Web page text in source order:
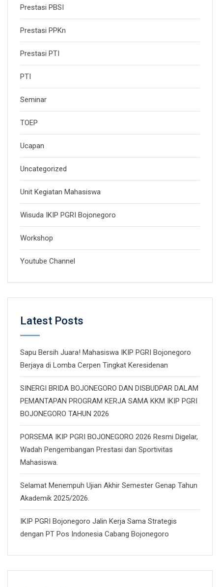
Prestasi PBSI
Prestasi PPKn
Prestasi PTI
PTI
Seminar
TOEP
Ucapan
Uncategorized
Unit Kegiatan Mahasiswa
Wisuda IKIP PGRI Bojonegoro
Workshop
Youtube Channel
Latest Posts
Sapu Bersih Juara! Mahasiswa IKIP PGRI Bojonegoro
Berjaya di Lomba Cerpen Tingkat Keresidenan
SINERGI BRIDA BOJONEGORO DAN DISBUDPAR DALAM
PEMANTAPAN PROGRAM KERJA SAMA KKM IKIP PGRI
BOJONEGORO TAHUN 2026
PORSEMA IKIP PGRI BOJONEGORO 2026 Resmi Digelar,
Wadah Pengembangan Prestasi dan Sportivitas
Mahasiswa.
Selamat Menempuh Ujian Akhir Semester Genap Tahun
Akademik 2025/2026.
IKIP PGRI Bojonegoro Jalin Kerja Sama Strategis
dengan PT Pos Indonesia Cabang Bojonegoro